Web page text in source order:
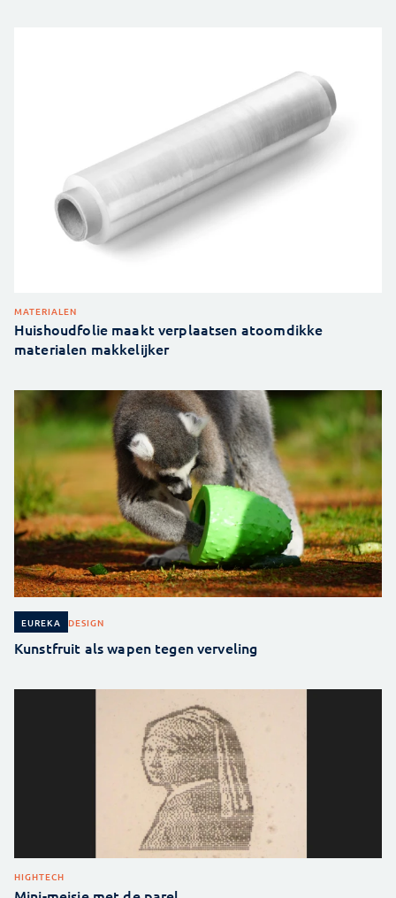
MATERIALEN
Huishoudfolie maakt verplaatsen atoomdikke
materialen makkelijker
EUREKA DESIGN
Kunstfruit als wapen tegen verveling
HIGHTECH